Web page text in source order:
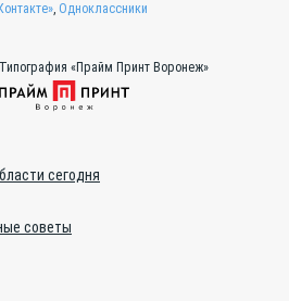
, Одноклассники
Типография «Прайм Принт Воронеж»
сегодня
советы